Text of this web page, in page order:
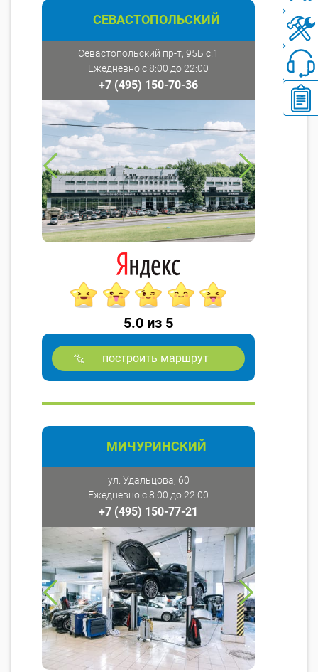
СЕВАСТОПОЛЬСКИЙ
Севастопольский пр-т, 95Б с.1
Ежедневно с 8:00 до 22:00
+7 (495) 150-70-36
5.0 из 5
построить маршрут
МИЧУРИНСКИЙ
ул. Удальцова, 60
Ежедневно с 8:00 до 22:00
+7 (495) 150-77-21